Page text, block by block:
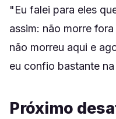
"Eu falei para eles
assim: não morre
não morreu aqui e
eu confio bastante
Próximo